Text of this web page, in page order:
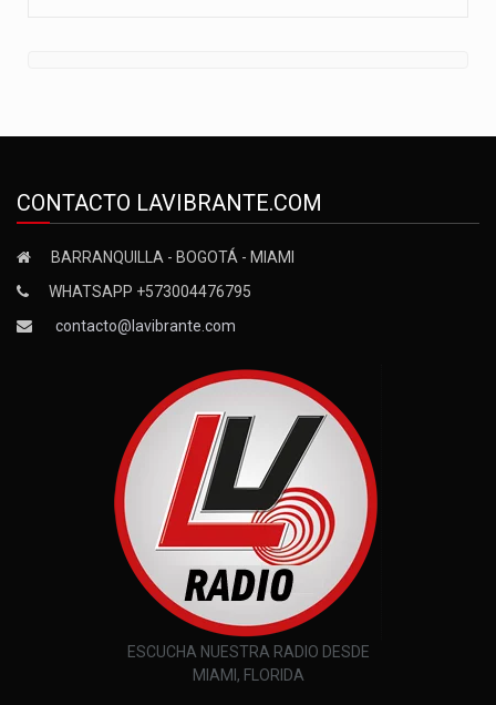
CONTACTO LAVIBRANTE.COM
BARRANQUILLA - BOGOTÁ - MIAMI
WHATSAPP +573004476795
contacto@lavibrante.com
ESCUCHA NUESTRA RADIO DESDE
MIAMI, FLORIDA